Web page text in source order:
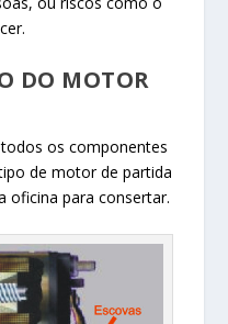
DO MOTOR
os componentes
de motor de partida
oficina para consertar.